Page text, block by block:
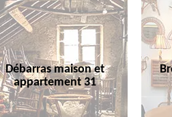
Débarras maison et
appartement 31